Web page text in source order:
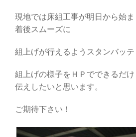
現地では床組工事が明日から始
着後スムーズに
組上げが行えるようスタンバッテ
組上げの様子をＨＰでできるだ
伝えしたいと思います。
ご期待下さい！